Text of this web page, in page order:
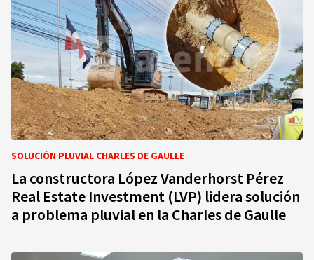
SOLUCIÓN PLUVIAL CHARLES DE GAULLE
La constructora López Vanderhorst Pérez
Real Estate Investment (LVP) lidera solución
a problema pluvial en la Charles de Gaulle